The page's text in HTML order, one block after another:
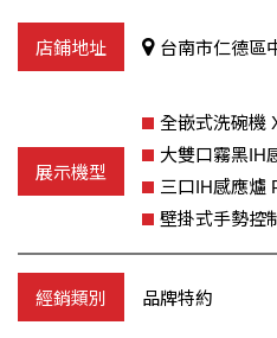
台南市仁德區
全嵌式洗碗機
大雙口霧黑IH
三口IH感應爐
壁掛式手勢控
品牌特約